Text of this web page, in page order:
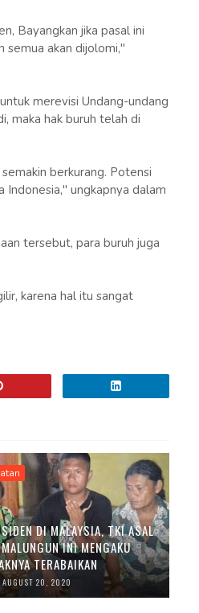
Bayangkan jika pasal ini
semua akan dijolomi,"
merevisi Undang-undang
maka hak buruh telah di
berkurang. Potensi
Indonesia," ungkapnya dalam
tersebut, para buruh juga
karena hal itu sangat
DI MALAYSIA, TKI ASAL
INI MENGAKU
TERABAIKAN
AUGUST 20, 2020